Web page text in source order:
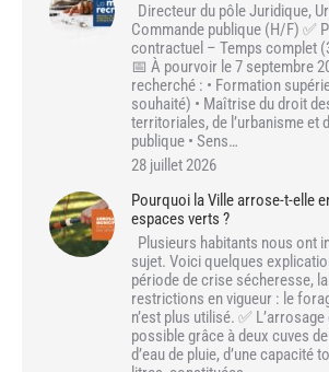
Directeur du pôle Juridique,
Commande publique (H/F) ✅
contractuel – Temps complet
📅 À pourvoir le 7 septembre
recherché : • Formation
souhaité) • Maîtrise du droit
territoriales, de l’urbanisme et
publique • Sens…
28 juillet 2026
Pourquoi la Ville arrose-t-elle
espaces verts ?
Plusieurs habitants nous ont
sujet. Voici quelques
période de crise sécheresse,
restrictions en vigueur : le
n’est plus utilisé. ✅
possible grâce à deux cuves
d’eau de pluie, d’une capacité